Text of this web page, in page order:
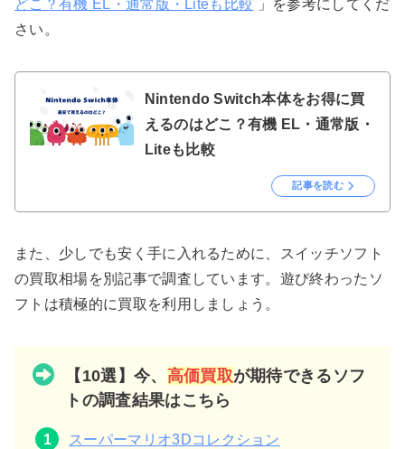
どこ？有機 EL・通常版・Liteも比較 」を参考にしてくだ
さい。
Nintendo Switch本体をお得に買
えるのはどこ？有機 EL・通常版・
Liteも比較
記事を読む
また、少しでも安く手に入れるために、スイッチソフト
の買取相場を別記事で調査しています。遊び終わったソ
フトは積極的に買取を利用しましょう。
【10選】今、 高価買取が期待できるソフ
トの調査結果はこちら
スーパーマリオ3Dコレクション